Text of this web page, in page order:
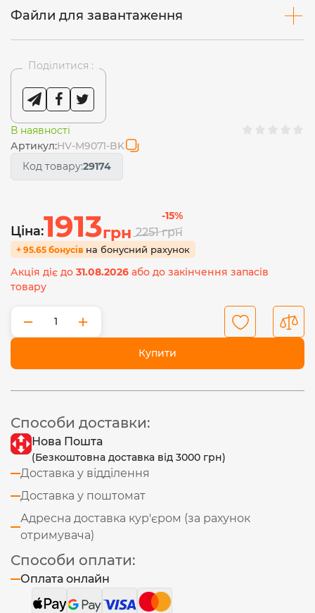
Файли для завантаження
Поділитися :
В наявності
Артикул:HV-M9071-BK
Код товару:29174
Ціна:1913грн
-15%
2251грн
+ 95.65 бонусів на бонусний рахунок
Акція діє до 31.08.2026 або до закінчення запасів
товару
− +
Купити
Способи доставки:
Нова Пошта
(Безкоштовна доставка від 3000 грн)
Доставка у відділення
Доставка у поштомат
Адресна доставка кур'єром (за рахунок
отримувача)
Способи оплати:
Оплата онлайн